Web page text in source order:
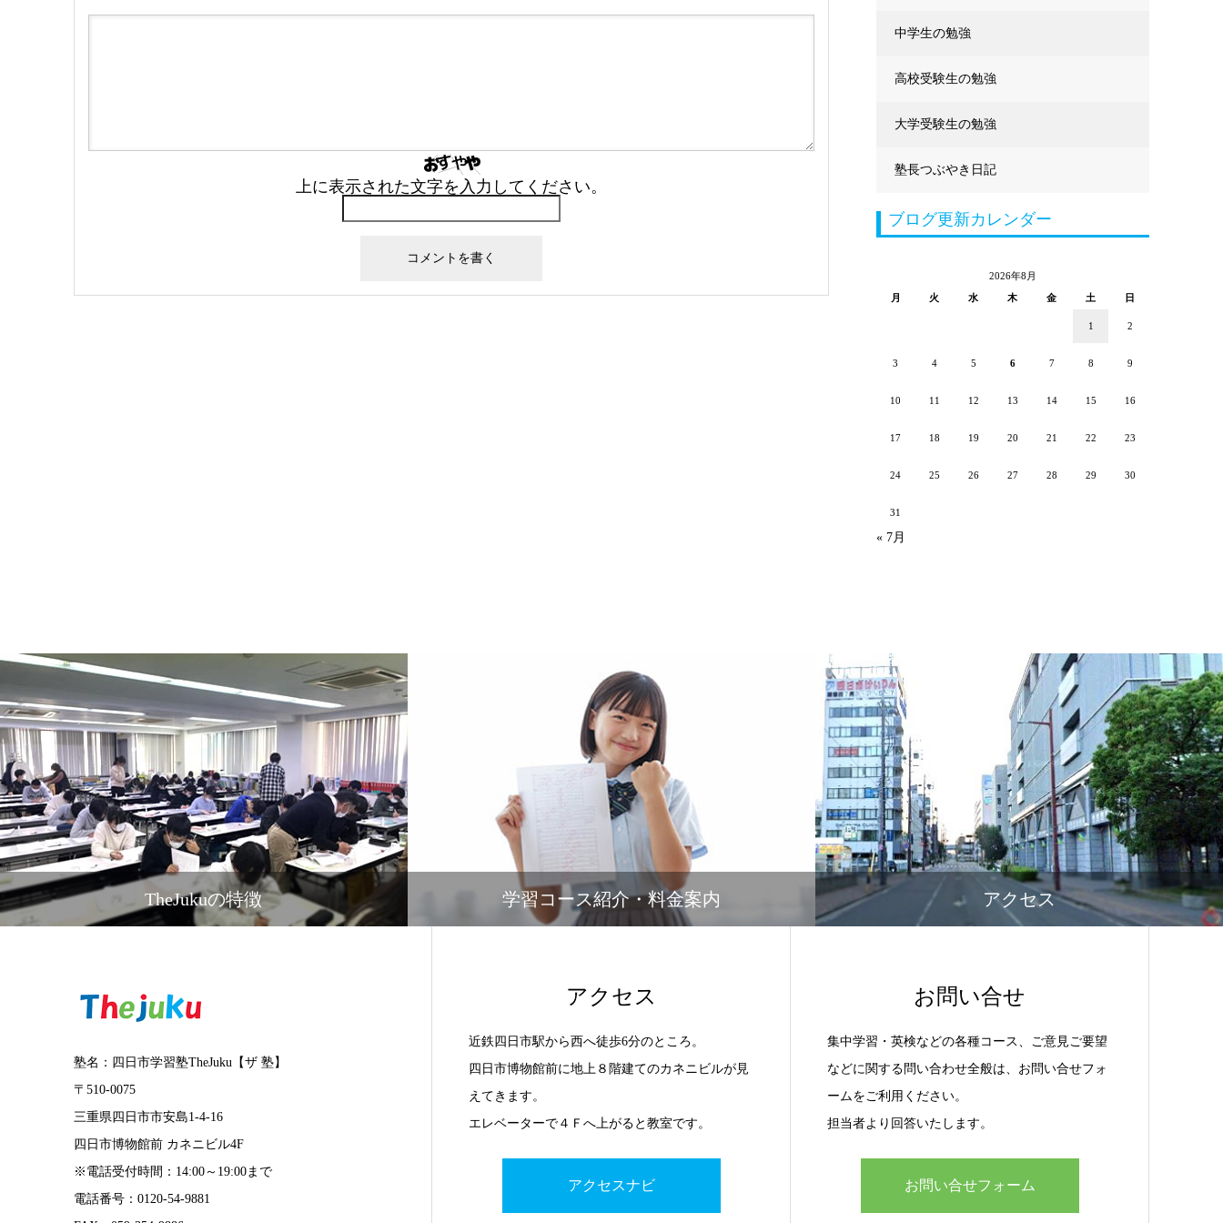
上に表示された文字を入力してください。
中学生の勉強
高校受験生の勉強
大学受験生の勉強
塾長つぶやき日記
ブログ更新カレンダー
2026年8月
月
火 水 木 金 土 日
1 2
3 4 5 6 7 8 9
10 11 12 13 14 15 16
17 18 19 20 21 22 23
24 25 26 27 28 29 30
31
« 7月
TheJukuの特徴 学習コース紹介・料金案内 アクセス
塾名：四日市学習塾TheJuku【ザ 塾】
〒510-0075
三重県四日市市安島1-4-16
四日市博物館前 カネニビル4F
※電話受付時間：14:00～19:00まで
電話番号：0120-54-9881
アクセス
近鉄四日市駅から西へ徒歩6分のところ。
四日市博物館前に地上８階建てのカネニビルが見
えてきます。
エレベーターで４Ｆへ上がると教室です。
アクセスナビ
お問い合せ
集中学習・英検などの各種コース、ご意見ご要望
などに関する問い合わせ全般は、お問い合せフォ
ームをご利用ください。
担当者より回答いたします。
お問い合せフォーム